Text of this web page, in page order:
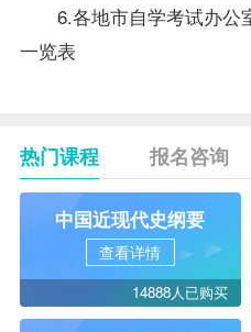
6.各地市自学考试办公
一览表
热门课程 报名咨询
中国近现代史纲要
查看详情
14888人已购买